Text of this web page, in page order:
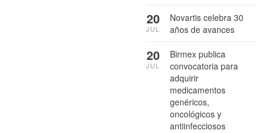
Novartis celebra 30
años de avances
20
JUL
Birmex publica
convocatoria para
adquirir
medicamentos
genéricos,
oncológicos y
antiinfecciosos
20
JUL